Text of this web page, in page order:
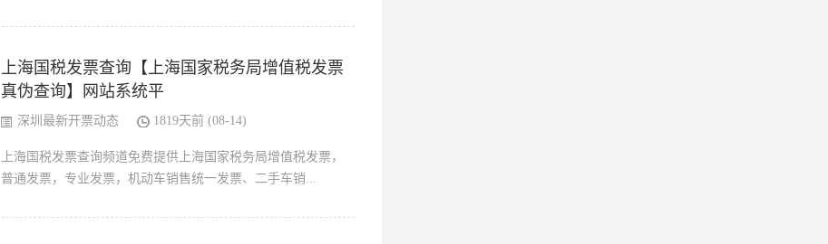
上海国税发票查询【上海国家税务局增值税发票
真伪查询】网站系统平
深圳最新开票动态 1819天前 (08-14)
上海国税发票查询频道免费提供上海国家税务局增值税发票，
普通发票，专业发票，机动车销售统一发票、二手车销...